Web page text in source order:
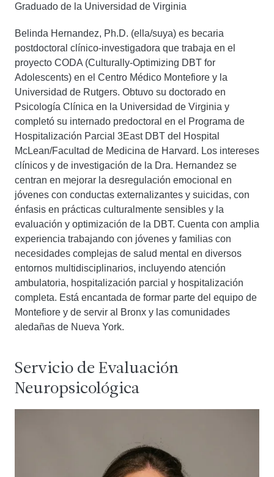
Graduado de la Universidad de Virginia
Belinda Hernandez, Ph.D. (ella/suya) es becaria
postdoctoral clínico-investigadora que trabaja en el
proyecto CODA (Culturally-Optimizing DBT for
Adolescents) en el Centro Médico Montefiore y la
Universidad de Rutgers. Obtuvo su doctorado en
Psicología Clínica en la Universidad de Virginia y
completó su internado predoctoral en el Programa de
Hospitalización Parcial 3East DBT del Hospital
McLean/Facultad de Medicina de Harvard. Los intereses
clínicos y de investigación de la Dra. Hernandez se
centran en mejorar la desregulación emocional en
jóvenes con conductas externalizantes y suicidas, con
énfasis en prácticas culturalmente sensibles y la
evaluación y optimización de la DBT. Cuenta con amplia
experiencia trabajando con jóvenes y familias con
necesidades complejas de salud mental en diversos
entornos multidisciplinarios, incluyendo atención
ambulatoria, hospitalización parcial y hospitalización
completa. Está encantada de formar parte del equipo de
Montefiore y de servir al Bronx y las comunidades
aledañas de Nueva York.
Servicio de Evaluación
Neuropsicológica